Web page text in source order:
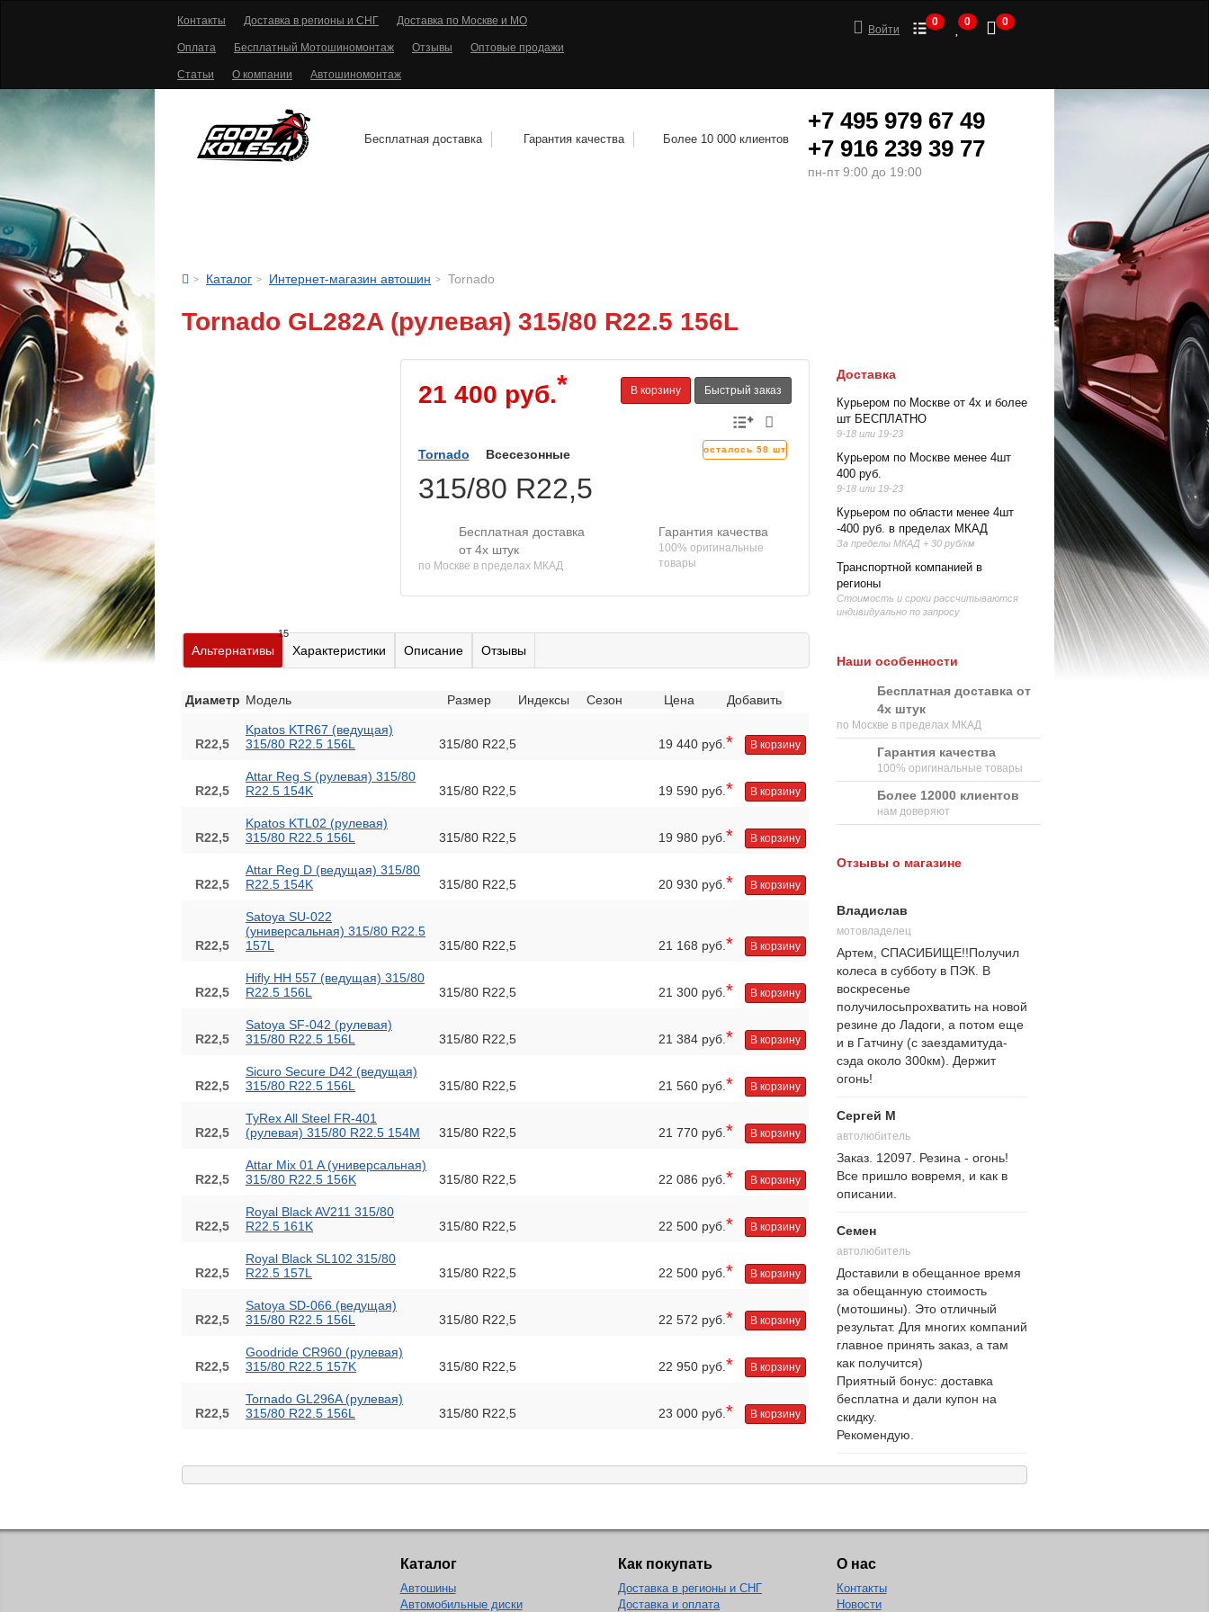
Контакты Доставка в регионы и СНГ Доставка по Москве и МО
Оплата Бесплатный Мотошиномонтаж Отзывы Оптовые продажи
Статьи О компании Автошиномонтаж
Войти
0 0 0
Бесплатная доставка Гарантия качества Более 10 000 клиентов
+7 495 979 67 49
+7 916 239 39 77
пн-пт 9:00 до 19:00
Каталог Интернет-магазин автошин Tornado
Tornado GL282A (рулевая) 315/80 R22.5 156L
21 400 руб.* В корзину Быстрый заказ
Tornado Всесезонные осталось 58 шт
315/80 R22,5
Бесплатная доставка
от 4х штук
по Москве в пределах МКАД
Гарантия качества
100% оригинальные
товары
Альтернативы
15
Характеристики Описание Отзывы
Диаметр Модель Размер Индексы Сезон Цена Добавить
R22,5
Kpatos KTR67 (ведущая)
315/80 R22.5 156L
315/80 R22,5 19 440 руб. * В корзину
R22,5
Attar Reg S (рулевая) 315/80
R22.5 154K
315/80 R22,5 19 590 руб. * В корзину
R22,5
Kpatos KTL02 (рулевая)
315/80 R22.5 156L
315/80 R22,5 19 980 руб. * В корзину
R22,5
Attar Reg D (ведущая) 315/80
R22.5 154K
315/80 R22,5 20 930 руб. * В корзину
R22,5
Satoya SU-022
(универсальная) 315/80 R22.5
157L
315/80 R22,5 21 168 руб. * В корзину
R22,5
Hifly HH 557 (ведущая) 315/80
R22.5 156L
315/80 R22,5 21 300 руб. * В корзину
R22,5
Satoya SF-042 (рулевая)
315/80 R22.5 156L
315/80 R22,5 21 384 руб. * В корзину
R22,5
Sicuro Secure D42 (ведущая)
315/80 R22.5 156L
315/80 R22,5 21 560 руб. * В корзину
R22,5
TyRex All Steel FR-401
(рулевая) 315/80 R22.5 154M
315/80 R22,5 21 770 руб. * В корзину
R22,5
Attar Mix 01 A (универсальная)
315/80 R22.5 156K
315/80 R22,5 22 086 руб. * В корзину
R22,5
Royal Black AV211 315/80
R22.5 161K
315/80 R22,5 22 500 руб. * В корзину
R22,5
Royal Black SL102 315/80
R22.5 157L
315/80 R22,5 22 500 руб. * В корзину
R22,5
Satoya SD-066 (ведущая)
315/80 R22.5 156L
315/80 R22,5 22 572 руб. * В корзину
R22,5
Goodride CR960 (рулевая)
315/80 R22.5 157K
315/80 R22,5 22 950 руб. * В корзину
R22,5
Tornado GL296A (рулевая)
315/80 R22.5 156L
315/80 R22,5 23 000 руб. * В корзину
Доставка
Курьером по Москве от 4х и более
шт БЕСПЛАТНО
9-18 или 19-23
Курьером по Москве менее 4шт
400 руб.
9-18 или 19-23
Курьером по области менее 4шт
-400 руб. в пределах МКАД
За пределы МКАД + 30 руб/км
Транспортной компанией в
регионы
Стоимость и сроки рассчитываются
индивидуально по запросу
Наши особенности
Бесплатная доставка от
4х штук
по Москве в пределах МКАД
Гарантия качества
100% оригинальные товары
Более 12000 клиентов
нам доверяют
Отзывы о магазине
Владислав
мотовладелец
Артем, СПАСИБИЩЕ!!Получил
колеса в субботу в ПЭК. В
воскресенье
получилосьпрохватить на новой
резине до Ладоги, а потом еще
и в Гатчину (с заездамитуда-
сэда около 300км). Держит
огонь!
Сергей М
автолюбитель
Заказ. 12097. Резина - огонь!
Все пришло вовремя, и как в
описании.
Семен
автолюбитель
Доставили в обещанное время
за обещанную стоимость
(мотошины). Это отличный
результат. Для многих компаний
главное принять заказ, а там
как получится)
Приятный бонус: доставка
бесплатна и дали купон на
скидку.
Рекомендую.
Каталог
Автошины
Автомобильные диски
Как покупать
Доставка в регионы и СНГ
Доставка и оплата
О нас
Контакты
Новости